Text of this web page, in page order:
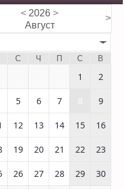
< 2026 >
Август
>
С Ч П С В
1 2
5 6 7 8 9
12 13 14 15 16
19 20 21 22 23
26 27 28 29 30